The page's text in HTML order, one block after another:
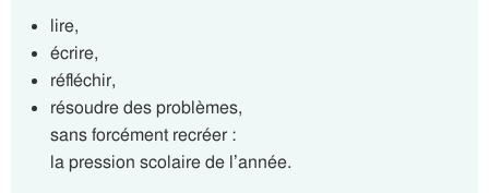
lire,
écrire,
réfléchir,
résoudre des problèmes,
sans forcément recréer :
la pression scolaire de l’année.